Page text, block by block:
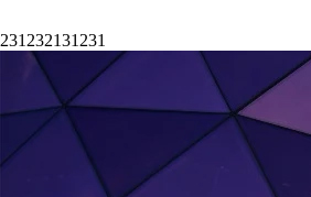
231232131231